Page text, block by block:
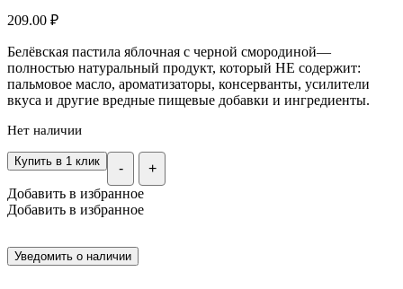
209.00 ₽
Белёвская пастила яблочная с черной смородиной—
полностью натуральный продукт, который НЕ содержит:
пальмовое масло, ароматизаторы, консерванты, усилители
вкуса и другие вредные пищевые добавки и ингредиенты.
Нет наличии
- +
Купить в 1 клик
Добавить в избранное
Добавить в избранное